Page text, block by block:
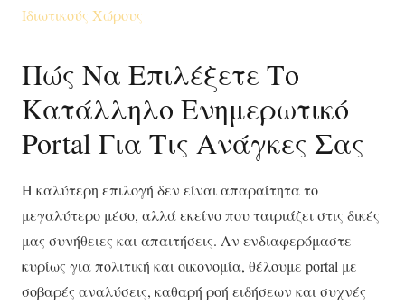
Ιδιωτικούς Χώρους
Πώς Να Επιλέξετε Το
Κατάλληλο Ενημερωτικό
Portal Για Τις Ανάγκες Σας
Η καλύτερη επιλογή δεν είναι απαραίτητα το
μεγαλύτερο μέσο, αλλά εκείνο που ταιριάζει στις δικές
μας συνήθειες και απαιτήσεις. Αν ενδιαφερόμαστε
κυρίως για πολιτική και οικονομία, θέλουμε portal με
σοβαρές αναλύσεις, καθαρή ροή ειδήσεων και συχνές